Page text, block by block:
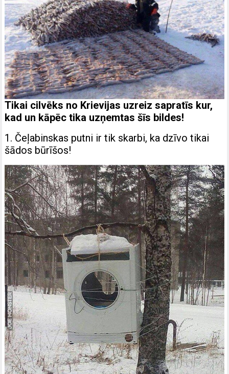
Tikai cilvēks no Krievijas uzreiz sapratīs kur,
kad un kāpēc tika uzņemtas šīs bildes!
1. Čeļabinskas putni ir tik skarbi, ka dzīvo tikai
šādos būrīšos!